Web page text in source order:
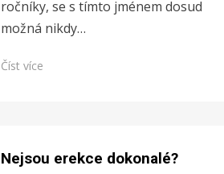
ročníky, se s tímto jménem dosud
možná nikdy…
Číst více
Nejsou erekce dokonalé?